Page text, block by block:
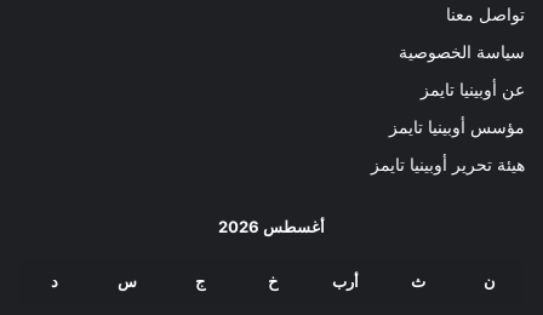
تواصل معنا
سياسة الخصوصية
عن أوبينيا تايمز
مؤسس أوبينيا تايمز
هيئة تحرير أوبينيا تايمز
أغسطس 2026
ن ث أرب خ ج س د